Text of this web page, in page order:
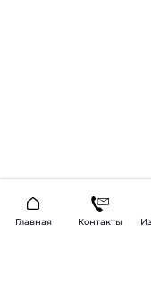
Главная Контакты
2026 ©